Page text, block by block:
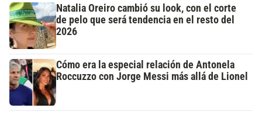
Natalia Oreiro cambió su look, con el corte
de pelo que será tendencia en el resto del
2026
Cómo era la especial relación de Antonela
Roccuzzo con Jorge Messi más allá de Lionel